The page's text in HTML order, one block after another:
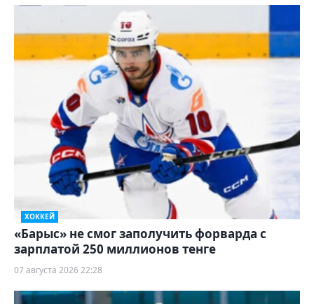
ХОККЕЙ
«Барыс» не смог заполучить форварда с
зарплатой 250 миллионов тенге
07 августа 2026 22:28